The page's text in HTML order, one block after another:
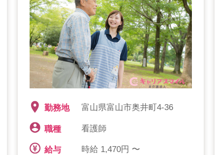
勤務地 富山県富山市奥井町4-36
職種 看護師
給与 時給 1,470円 〜